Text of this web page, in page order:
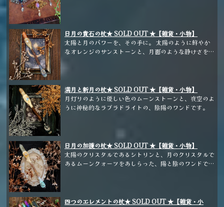
日月の貴石の杖★ SOLD OUT ★【雑貨・小物】
太陽と月のパワーを、その手に。 太陽のように鮮やか
なオレンジのサンストーンと、月面のような静けさを感
満月と新月の杖★ SOLD OUT ★【雑貨・小物】
月灯りのように優しい色のムーンストーンと、夜空のよ
うに神秘的なラブラドライトの、陰陽のワンドです。
日月の加護の杖★ SOLD OUT ★【雑貨・小物】
太陽のクリスタルであるシトリンと、月のクリスタルで
あるムーンクォーツをあしらった、陽と陰のワンドで
四つのエレメントの杖★ SOLD OUT ★【雑貨・小